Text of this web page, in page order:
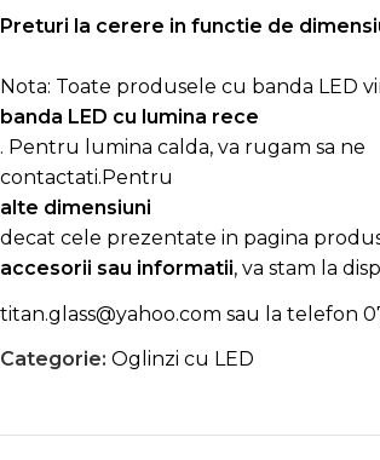
Preturi la cerere in functie de
Nota: Toate produsele cu banda LED
banda LED cu lumina rece
. Pentru lumina calda, va rugam sa ne
contactati.Pentru
alte dimensiuni
decat cele prezentate in pagina
accesorii sau informatii, va stam la
titan.glass@yahoo.com sau la telefon
Categorie: Oglinzi cu LED